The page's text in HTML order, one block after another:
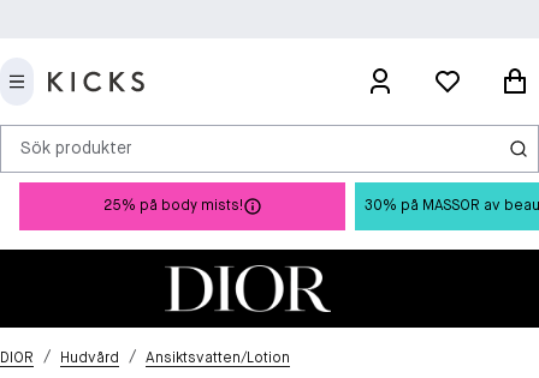
Sök produkter
25% på body mists! 30% på MASSOR av
DIOR / Hudvård / Ansiktsvatten/Lotion